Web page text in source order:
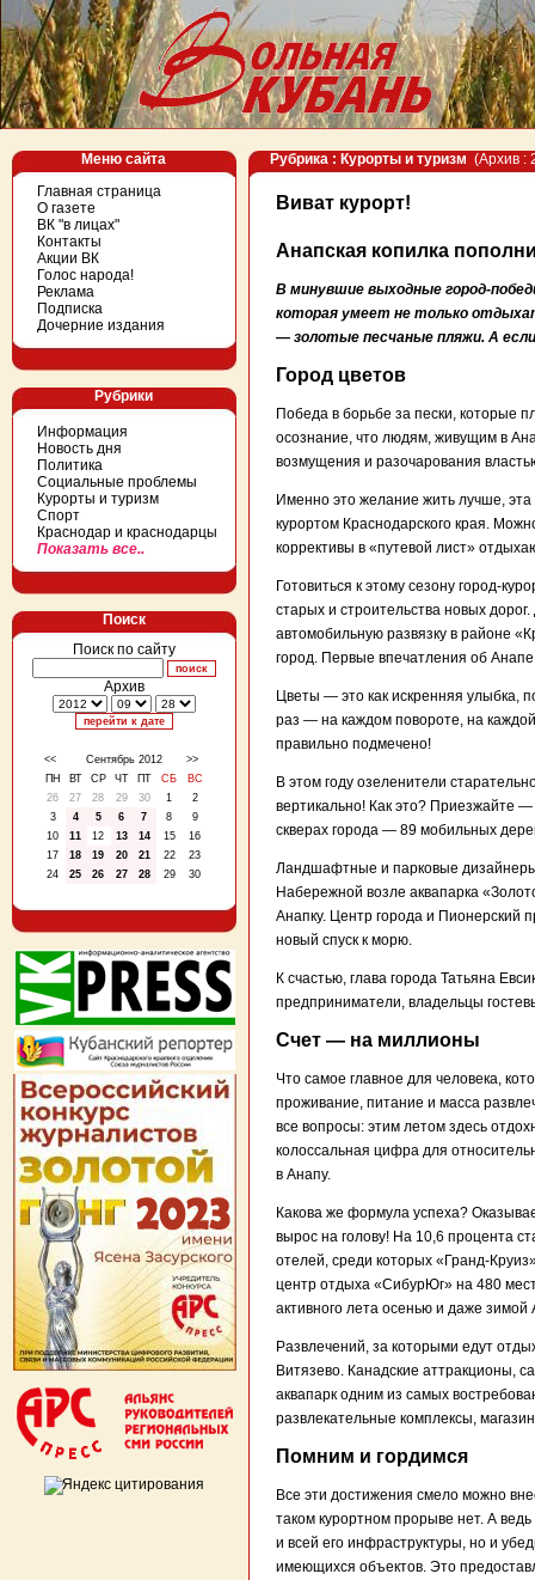
Меню сайта
Главная страница
О газете
ВК "в лицах"
Контакты
Акции ВК
Голос народа!
Реклама
Подписка
Дочерние издания
Рубрики
Информация
Новость дня
Политика
Социальные проблемы
Курорты и туризм
Спорт
Краснодар и краснодарцы
Показать все..
Поиск
Поиск по сайту
Архив
<< Сентябрь 2012
>>
ПН
ВТ СР ЧТ ПТ СБ
ВС
26
27 28 29 30 1
2
3
4 5 6 7 8
9
10
11 12 13 14 15
16
17
18 19 20 21 22
23
24
25 26 27 28 29 30
Рубрика : Курорты и туризм (Архив :
Виват курорт!
Анапская копилка
В минувшие выходные город-
которая умеет не только
— золотые песчаные пляжи. А
Город цветов
Победа в борьбе за пески, которые
осознание, что людям, живущим в
возмущения и разочарования
Именно это желание жить лучше, эта
курортом Краснодарского края.
коррективы в «путевой лист»
Готовиться к этому сезону город-
старых и строительства новых
автомобильную развязку в районе
город. Первые впечатления об
Цветы — это как искренняя улыбка,
раз — на каждом повороте, на
правильно подмечено!
В этом году озеленители
вертикально! Как это? Приезжайте
скверах города — 89 мобильных
Ландшафтные и парковые дизайнеры
Набережной возле аквапарка
Анапку. Центр города и Пионерский
новый спуск к морю.
К счастью, глава города Татьяна
предприниматели, владельцы
Счет — на миллионы
Что самое главное для человека,
проживание, питание и масса
все вопросы: этим летом здесь
колоссальная цифра для
в Анапу.
Какова же формула успеха?
вырос на голову! На 10,6 процента
отелей, среди которых «Гранд-
центр отдыха «СибурЮг» на 480
активного лета осенью и даже
Развлечений, за которыми едут
Витязево. Канадские аттракционы,
аквапарк одним из самых
развлекательные комплексы,
Помним и гордимся
Все эти достижения смело можно
таком курортном прорыве нет. А
и всей его инфраструктуры, но и
имеющихся объектов. Это